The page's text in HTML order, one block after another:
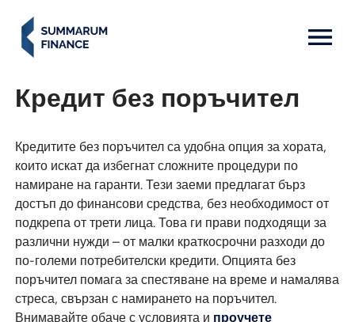
Кредит без поръчител
Кредитите без поръчител са удобна опция за хората,
които искат да избегнат сложните процедури по
намиране на гаранти. Тези заеми предлагат бърз
достъп до финансови средства, без необходимост от
подкрепа от трети лица. Това ги прави подходящи за
различни нужди – от малки краткосрочни разходи до
по-големи потребителски кредити. Опцията без
поръчител помага за спестяване на време и намалява
стреса, свързан с намирането на поръчител.
Внимавайте обаче с условията и проучете